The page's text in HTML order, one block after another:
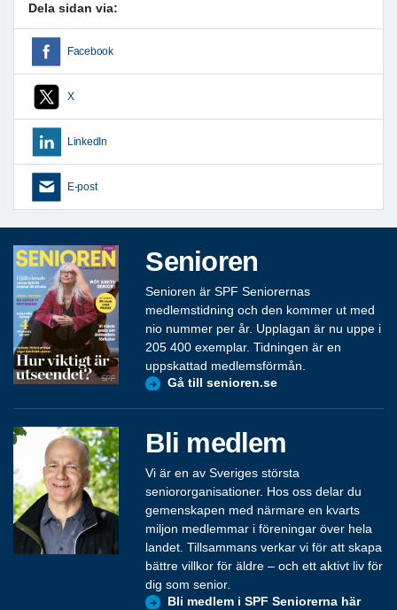
Dela sidan via:
Facebook
X
LinkedIn
E-post
Senioren
Senioren är SPF Seniorernas
medlemstidning och den kommer ut med
nio nummer per år. Upplagan är nu uppe i
205 400 exemplar. Tidningen är en
uppskattad medlemsförmån.
Gå till senioren.se
Bli medlem
Vi är en av Sveriges största
seniororganisationer. Hos oss delar du
gemenskapen med närmare en kvarts
miljon medlemmar i föreningar över hela
landet. Tillsammans verkar vi för att skapa
bättre villkor för äldre – och ett aktivt liv för
dig som senior.
Bli medlem i SPF Seniorerna här